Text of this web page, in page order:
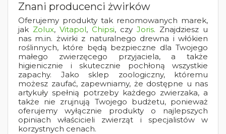
Znani producenci żwirków
Oferujemy produkty tak renomowanych marek,
jak Zolux, Vitapol, Chipsi, czy Joris. Znajdziesz u
nas m.in. żwirki z naturalnego drewna i włókien
roślinnych, które będą bezpieczne dla Twojego
małego zwierzęcego przyjaciela, a także
higienicznie i skutecznie pochłoną wszystkie
zapachy. Jako sklep zoologiczny, któremu
możesz zaufać, zapewniamy, że dostępne u nas
artykuły spełnią potrzeby każdego zwierzaka, a
także nie zrujnują Twojego budżetu, ponieważ
oferujemy wyłącznie produkty o najlepszych
opiniach właścicieli zwierząt i specjalistów w
korzystnych cenach.